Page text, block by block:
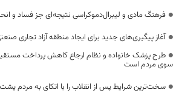
فرهنگ مادی و لیبرال‌دموکراسی نتیجه‌ای جز فساد و
آغاز پیگیری‌های جدید برای ایجاد منطقه آزاد تجاری
طرح پزشک خانواده و نظام ارجاع کاهش پرداخت
سوی مردم است
سخت‌ترین شرایط پس از انقلاب را با اتکای به مردم